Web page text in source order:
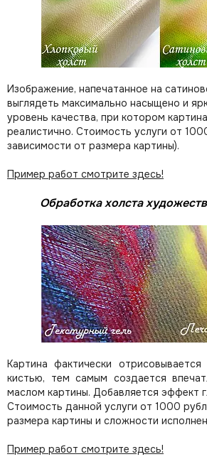
Изображение, напечатанное на
выглядеть максимально насыщено и
уровень качества, при котором
реалистично. Стоимость услуги от
зависимости от размера картины).
Пример работ смотрите здесь!
Обработка холста
Картина фактически
кистью, тем самым создается
маслом картины. Добавляется эффект
Стоимость данной услуги от 1000
размера картины и сложности
Пример работ смотрите здесь!